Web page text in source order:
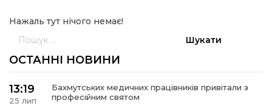
Нажаль тут нічого немає!
ОСТАННІ НОВИНИ
13:19
25 лип
Бахмутських медичних працівників привітали з
професійним святом